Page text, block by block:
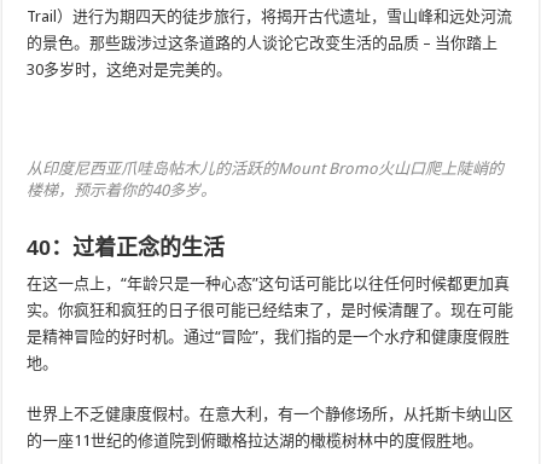
Trail）进行为期四天的徒步旅行，将揭开古代遗址，雪山峰和远处河流
的景色。那些跋涉过这条道路的人谈论它改变生活的品质 – 当你踏上
30多岁时，这绝对是完美的。
从印度尼西亚爪哇岛帖木儿的活跃的Mount Bromo火山口爬上陡峭的
楼梯，预示着你的40多岁。
40：过着正念的生活
在这一点上，“年龄只是一种心态”这句话可能比以往任何时候都更加真
实。你疯狂和疯狂的日子很可能已经结束了，是时候清醒了。现在可能
是精神冒险的好时机。通过“冒险”，我们指的是一个水疗和健康度假胜
地。
世界上不乏健康度假村。在意大利，有一个静修场所，从托斯卡纳山区
的一座11世纪的修道院到俯瞰格拉达湖的橄榄树林中的度假胜地。